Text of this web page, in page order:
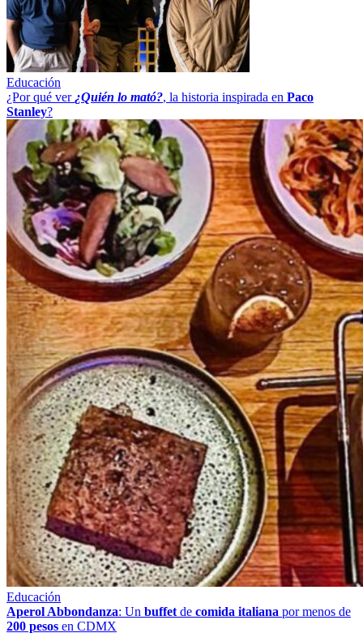
Educación
¿Por qué ver ¿Quién lo mató?, la historia inspirada en Paco
Stanley?
Educación
Aperol Abbondanza: Un buffet de comida italiana por menos de
200 pesos en CDMX